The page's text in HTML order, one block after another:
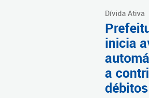
Dívida Ativa
inicia
a
débitos